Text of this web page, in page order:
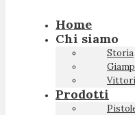
Home
Chi siamo
Storia
Prodotti